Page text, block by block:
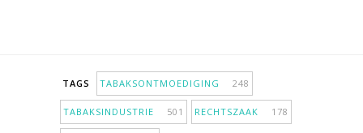
TAGS TABAKSONTMOEDIGING 248
TABAKSINDUSTRIE 501 RECHTSZAAK 178